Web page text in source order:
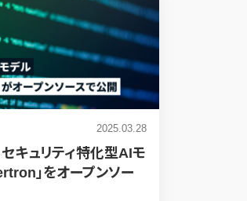
2025.03.28
セキュリティ特化型AIモ
」をオープンソー